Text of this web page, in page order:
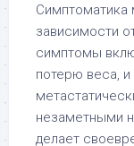
Симптоматика
зависимости
симптомы
потерю веса,
незаметными
делает